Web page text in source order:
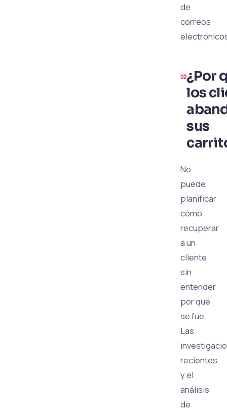
de
correos
¿Por
los
sus
No
puede
planificar
cómo
recuperar
a un
cliente
sin
entender
por qué
se fue.
Las
recientes
y el
análisis
de